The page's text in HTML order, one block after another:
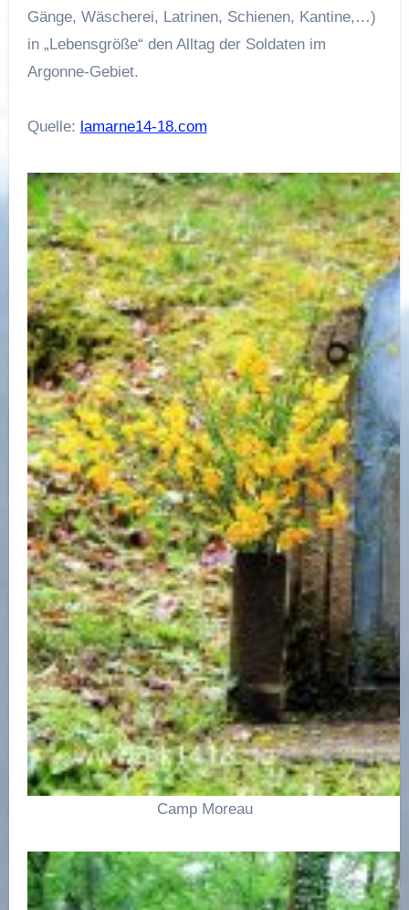
Gänge, Wäscherei, Latrinen, Schienen, Kantine,…)
in „Lebensgröße“ den Alltag der Soldaten im
Argonne-Gebiet.
Quelle: lamarne14-18.com
Camp Moreau